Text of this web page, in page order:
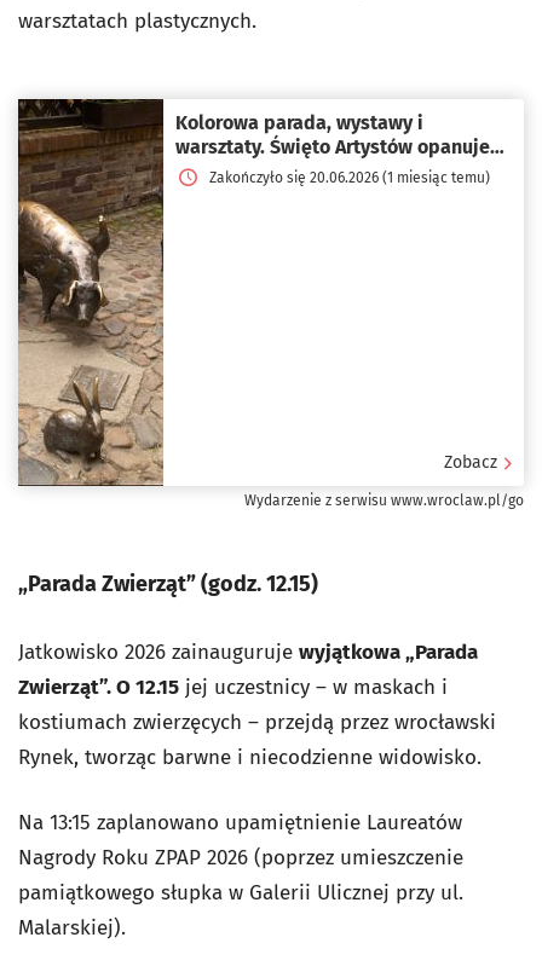
warsztatach plastycznych.
Kolorowa parada, wystawy i
warsztaty. Święto Artystów opanuje
JatkiZakończyło się 20.06.2026 (1 miesiąc temu)
Zobacz
Wydarzenie z serwisu www.wroclaw.pl/go
„Parada Zwierząt” (godz. 12.15)
Jatkowisko 2026 zainauguruje wyjątkowa „Parada
Zwierząt”. O 12.15 jej uczestnicy – w maskach i
kostiumach zwierzęcych – przejdą przez wrocławski
Rynek, tworząc barwne i niecodzienne widowisko.
Na 13:15 zaplanowano upamiętnienie Laureatów
Nagrody Roku ZPAP 2026 (poprzez umieszczenie
pamiątkowego słupka w Galerii Ulicznej przy ul.
Malarskiej).